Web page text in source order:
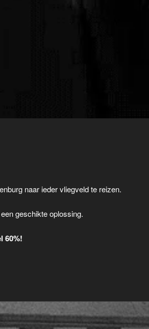
naar ieder vliegveld te reizen.
geschikte oplossing.
60%!